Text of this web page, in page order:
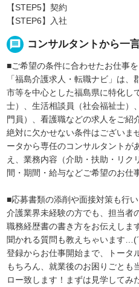
【STEP5】契約
【STEP6】入社
message コンサルタントから一
■ご希望の条件に合わせたお仕事を
「福島介護求人・転職ナビ」は
市等を中心とした福島県に特化し
士）、生活相談員（社会福祉士）
門員）、看護職などの求人をご紹
絶対に欠かせない条件はございま
ータから専任のコンサルタントが
え、業務内容（介助・扶助・リク
間・期間・給与などご希望のお仕
■応募書類の添削や面接対策も行い
介護業界未経験の方でも、担当者
職務経歴書の書き方をお伝えしま
聞かれる質問も教えちゃいます
登録からお仕事開始まで、トータ
もちろん、就業後のお困りごとも
ロー致します！まずは見学してみ